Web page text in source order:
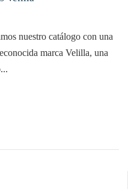
nuestro catálogo con una
marca Velilla, una